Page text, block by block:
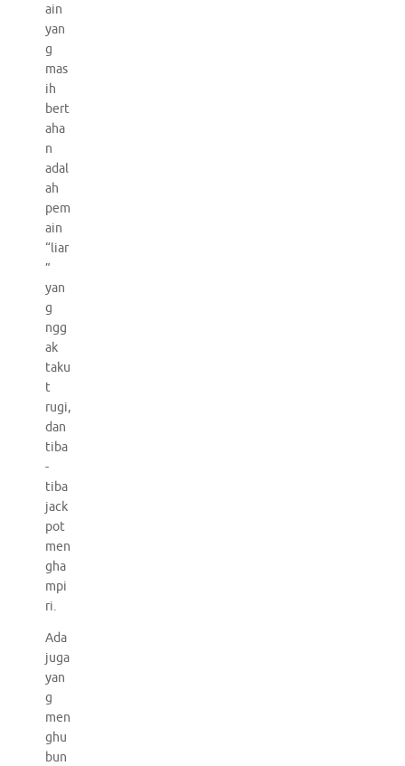
ain
yan
g
mas
ih
bert
aha
n
adal
ah
pem
ain
“liar
”
yan
g
ngg
ak
taku
t
rugi,
dan
tiba
-
tiba
jack
pot
men
gha
mpi
ri.
Ada
juga
yan
g
men
ghu
bun